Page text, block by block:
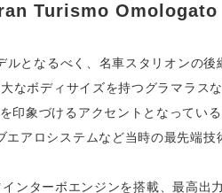
Turismo Omologato
となるべく、名車スタリオンの
なボディサイズを持つグラマラス
印象づけるアクセントとなってい
アロシステムなど当時の最先端
ンターボエンジンを搭載、最高出